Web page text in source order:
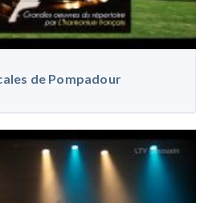
de Pompadour